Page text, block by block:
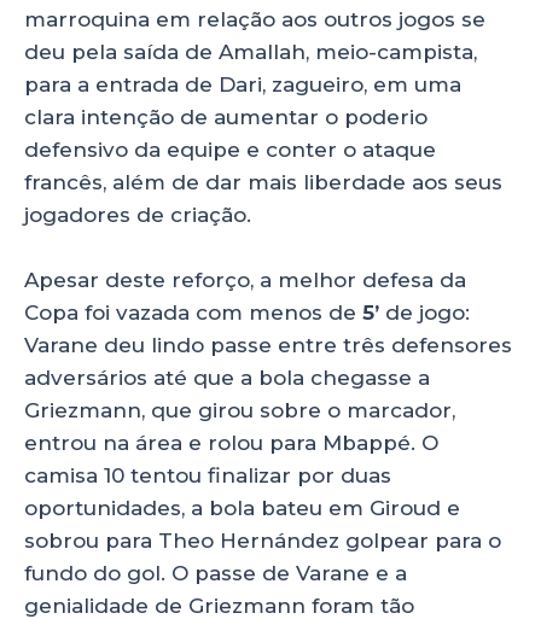
marroquina em relação aos outros jogos se
deu pela saída de Amallah, meio-campista,
para a entrada de Dari, zagueiro, em uma
clara intenção de aumentar o poderio
defensivo da equipe e conter o ataque
francês, além de dar mais liberdade aos seus
jogadores de criação.
Apesar deste reforço, a melhor defesa da
Copa foi vazada com menos de 5’ de jogo:
Varane deu lindo passe entre três defensores
adversários até que a bola chegasse a
Griezmann, que girou sobre o marcador,
entrou na área e rolou para Mbappé. O
camisa 10 tentou finalizar por duas
oportunidades, a bola bateu em Giroud e
sobrou para Theo Hernández golpear para o
fundo do gol. O passe de Varane e a
genialidade de Griezmann foram tão